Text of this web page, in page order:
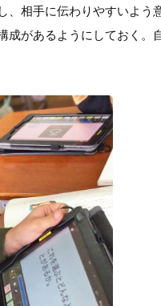
相手に伝わりやすいよう
成があるようにしておく